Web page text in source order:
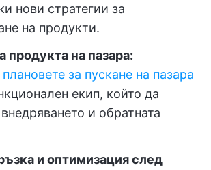
нови стратегии за
на продукти.
продукта на пазара:
за пускане на пазара
екип, който да
и обратната
и оптимизация след